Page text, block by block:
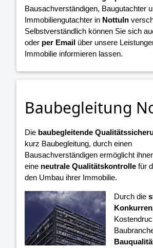
Bausachverständigen, Baugutachter
Immobiliengutachter in Nottuln
Selbstverständlich können Sie sich
oder per Email über unsere
Immobilie informieren lassen.
Baubegleitung
Die baubegleitende
kurz Baubegleitung, durch einen
Bausachverständigen ermöglicht
eine neutrale Qualitätskontrolle für
den Umbau ihrer Immobilie.
Durch die